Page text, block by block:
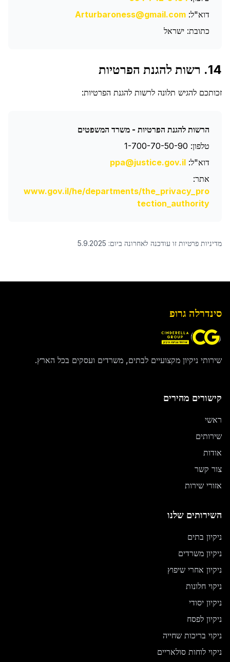
דוא"ל: Arturbaroness@gmail.com
כתובת: ישראל
14. רשות להגנת הפרטיות
זכותכם להגיש תלונה לרשות להגנת הפרטיות:
הרשות להגנת הפרטיות - משרד המשפטים
טלפון: 1-700-70-50-90
דוא"ל: ppa@justice.gov.il
אתר:
www.gov.il/he/departments/the_privacy_pro
tection_authority
מדיניות פרטיות זו עודכנה לאחרונה ביום: 5.9.2025
סינדרלה גרופ
שירותי ניקיון מקצועיים לבתים, משרדים ועסקים בכל הארץ.
קישורים מהירים
ראשי
שירותים
אודות
צור קשר
אזורי שירות
השירותים שלנו
ניקיון בתים
ניקיון משרדים
ניקיון אחרי שיפוץ
ניקוי חלונות
ניקיון יסודי
ניקיון לפסח
ניקוי בריכות שחייה
ניקוי לוחות סולאריים